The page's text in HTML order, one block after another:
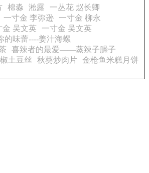
棉淼 淞露
一丛花 赵长卿
一寸金 李弥逊
一寸金 柳永
金 吴文英
一寸金 吴文英
的味蕾----姜汁海螺
喜辣者的最爱——蒸辣子臊子
土豆丝 秋葵炒肉片
金枪鱼米糕月饼